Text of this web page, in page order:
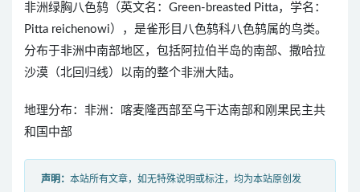
非洲绿胸八色鸫（英文名：Green-breasted Pitta，学名：
Pitta reichenowi），是雀形目八色鸫科八色鸫属的鸟类。
分布于非洲中南部地区，包括阿拉伯半岛的南部、撒哈拉
沙漠（北回归线）以南的整个非洲大陆。
地理分布：非洲：喀麦隆西部至乌干达南部和刚果民主共
和国中部
声明： 本站所有文章，如无特殊说明或标注，均为本站原创发